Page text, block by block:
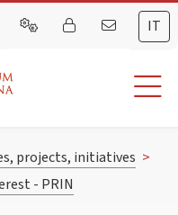
IT
projects, initiatives >
- PRIN